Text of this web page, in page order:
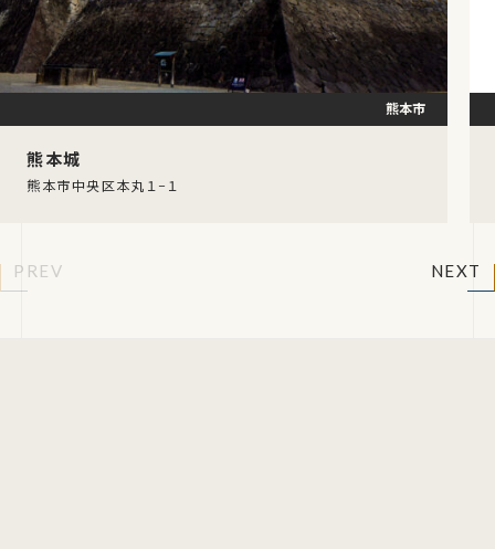
熊本城
熊本市中央区本丸１−１
熊本市
PREV NEXT